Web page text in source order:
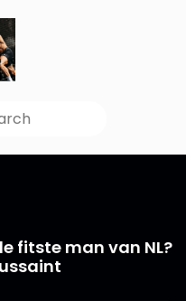
fitste man van NL?